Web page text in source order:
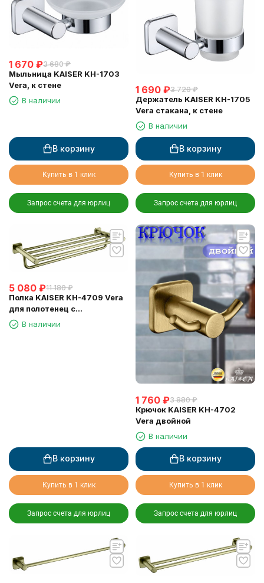
1 670 ₽3 680 ₽
Мыльница KAISER KH-1703
Vera, к стене
В наличии
В корзину
Купить в 1 клик
Запрос счета для юрлиц
1 690 ₽3 720 ₽
Держатель KAISER KH-1705
Vera стакана, к стене
В наличии
В корзину
Купить в 1 клик
Запрос счета для юрлиц
5 080 ₽11 180 ₽
Полка KAISER KH-4709 Vera
для полотенец с
держателем
В наличии
В корзину
Купить в 1 клик
Запрос счета для юрлиц
1 760 ₽3 880 ₽
Крючок KAISER KH-4702
Vera двойной
В наличии
В корзину
Купить в 1 клик
Запрос счета для юрлиц